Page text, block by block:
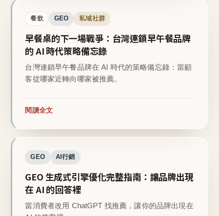
餐飲 GEO 私域社群
早餐桌的下一場戰爭：台灣連鎖早午餐品牌
的 AI 時代策略備忘錄
台灣連鎖早午餐品牌在 AI 時代的策略備忘錄：當顧
客從哪家近轉向哪家被推薦。
閱讀全文
GEO AI行銷
GEO 生成式引擎優化完整指南：讓品牌出現
在 AI 的回答裡
當消費者改用 ChatGPT 找推薦，讓你的品牌出現在